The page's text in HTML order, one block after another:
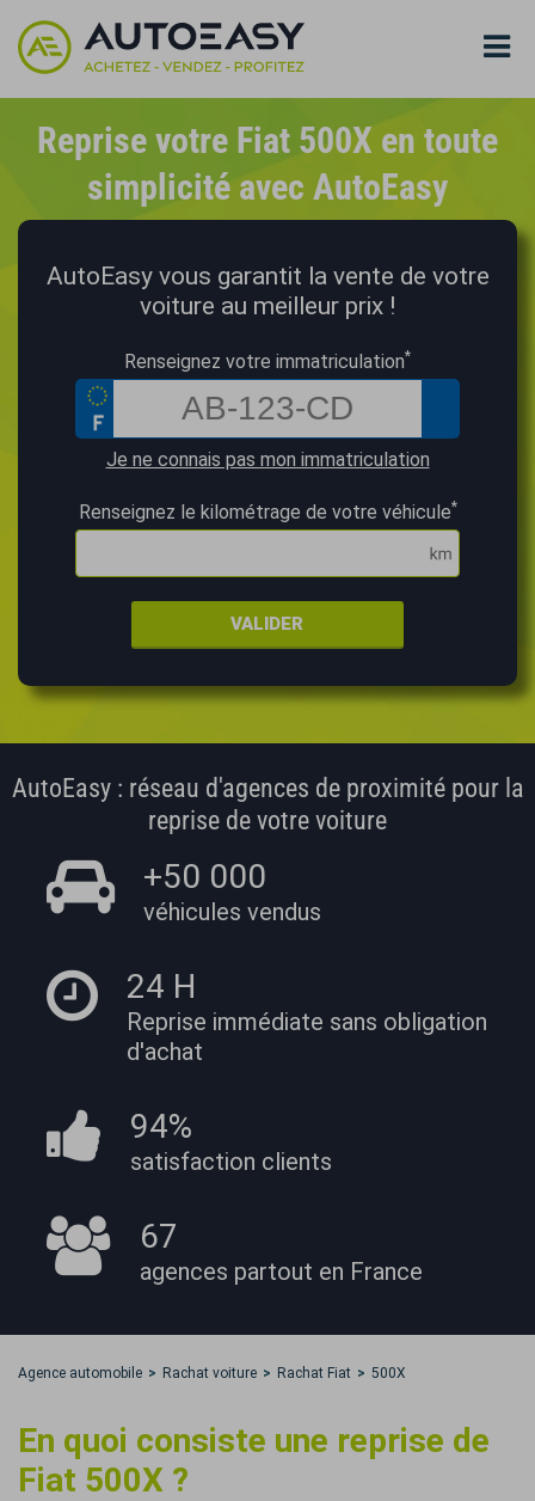
Reprise votre Fiat 500X en toute
simplicité avec AutoEasy
AutoEasy vous garantit la vente de votre
voiture au meilleur prix !
Renseignez votre immatriculation*
Je ne connais pas mon immatriculation
Renseignez le kilométrage de votre véhicule*
VALIDER
AutoEasy : réseau d'agences de proximité pour la
reprise de votre voiture
+50 000
véhicules vendus
24 H
Reprise immédiate sans obligation
d'achat
94%
satisfaction clients
67
agences partout en France
Agence automobile Rachat voiture Rachat Fiat 500X
En quoi consiste une reprise de
Fiat 500X ?